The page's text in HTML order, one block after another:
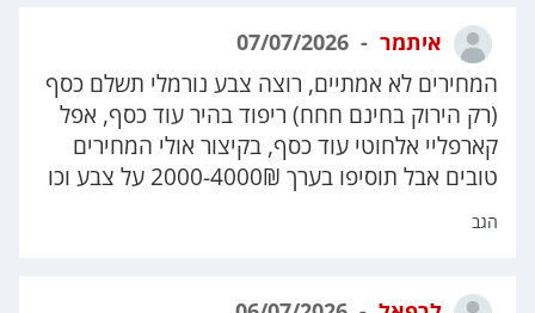
איתמר
המחירים לא אמתיים, רוצה צבע נורמלי תשלם כסף
(רק הירוק בחינם חחח) ריפוד בהיר עוד כסף, אפל
קארפליי אלחוטי עוד כסף, בקיצור אולי המחירים
טובים אבל תוסיפו בערך 2000-4000₪ על צבע וכו
הגב